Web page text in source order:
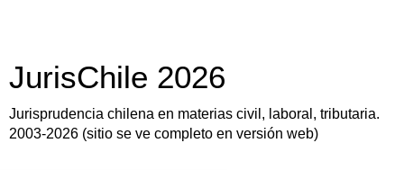
JurisChile 2026
Jurisprudencia chilena en materias civil, laboral, tributaria.
2003-2026 (sitio se ve completo en versión web)